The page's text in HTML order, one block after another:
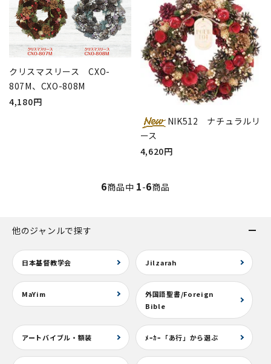
クリスマスリース CXO-
807M、CXO-808M
4,180円
NIK512 ナチュラルリ
ース
4,620円
6商品中 1-6商品
他のジャンルで探す
日本基督教学会 Jilzarah
MaYim
外国語聖書/Foreign
Bible
アートバイブル・額装 ﾒｰｶｰ「あ行」から選ぶ